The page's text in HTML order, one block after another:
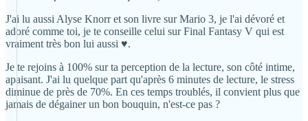
J'ai lu aussi Alyse Knorr et son livre sur Mario 3, je l'ai dévoré et
adoré comme toi, je te conseille celui sur Final Fantasy V qui est
vraiment très bon lui aussi ♥.
Je te rejoins à 100% sur ta perception de la lecture, son côté intime,
apaisant. J'ai lu quelque part qu'après 6 minutes de lecture, le stress
diminue de près de 70%. En ces temps troublés, il convient plus que
jamais de dégainer un bon bouquin, n'est-ce pas ?